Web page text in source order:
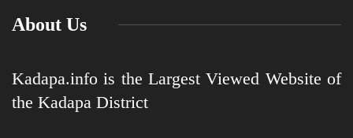
About Us
Kadapa.info is the Largest Viewed Website of
the Kadapa District